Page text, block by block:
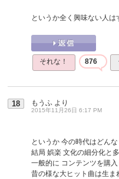
というか全く興味ない人
それな！ 876
18 もうふ より
2015年11月26日 6:17 PM
というか 今の時代はどん
結局 娯楽 文化の細分化と
一般的に コンテンツを購
昔の様な大ヒット曲は生ま